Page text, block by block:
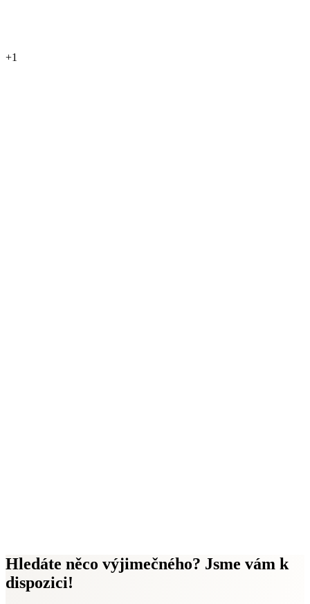
+1
Hledáte něco výjimečného? Jsme vám k
dispozici!